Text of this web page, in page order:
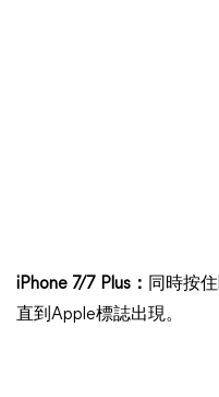
iPhone 7/7 Plus： 同時按住
直到Apple標誌出現。